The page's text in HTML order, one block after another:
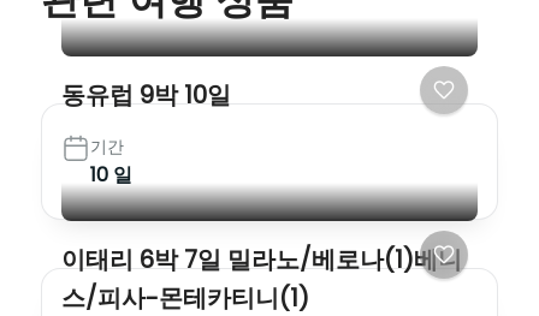
동유럽 9박 10일
기간
10 일
이태리 6박 7일 밀라노/베로나(1)베니
스/피사-몬테카티니(1)